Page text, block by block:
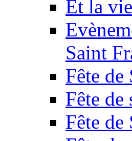
Et la
Saint
Fête de
Fête de
Fête de